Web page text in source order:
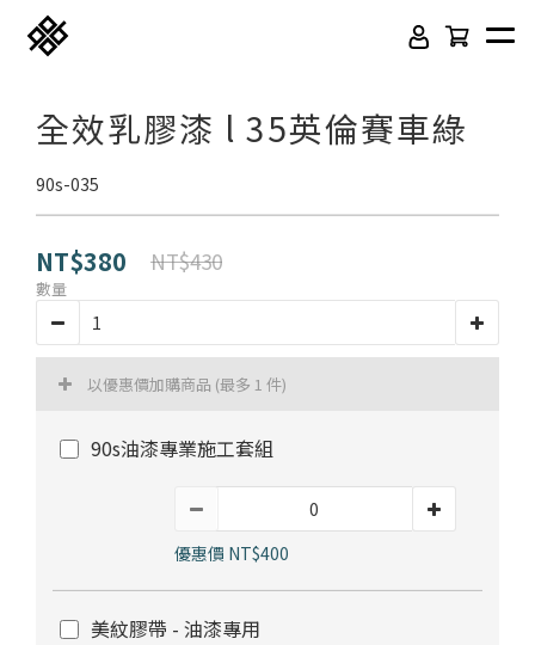
免膠科技木紋地板
PVC塑膠地板
立體纖維吸隔音板
虹牌聯名水性乳膠漆
紐西蘭羊毛地毯
居家改色貼膜
部落格首頁
SPC石塑地板知識
全效乳膠漆 l 35英倫賽車綠
90s-035
NT$380 NT$430
數量
以優惠價加購商品 (最多 1 件)
90s油漆專業施工套組
優惠價 NT$400
美紋膠帶 - 油漆專用